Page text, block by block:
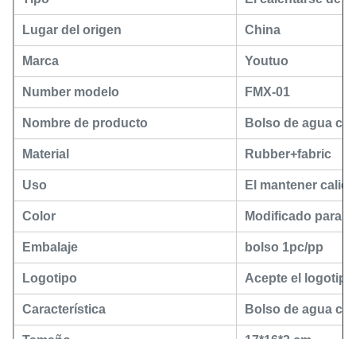
Lugar del origen China
Marca Youtuo
Number modelo FMX-01
Nombre de producto Bolso de agua
Material Rubber+fabric
Uso El mantener
Color Modificado para
Embalaje bolso 1pc/pp
Logotipo Acepte el
Característica Bolso de agua